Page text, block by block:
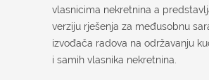
vlasnicima nekretnina a
verziju rješenja za međusobnu
izvođača radova na održavanju
i samih vlasnika nekretnina.